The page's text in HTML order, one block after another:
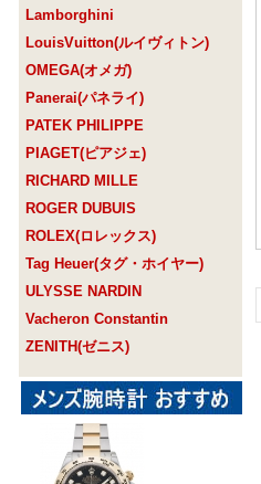
Lamborghini
LouisVuitton(ルイヴィトン)
OMEGA(オメガ)
Panerai(パネライ)
PATEK PHILIPPE
PIAGET(ピアジェ)
RICHARD MILLE
ROGER DUBUIS
ROLEX(ロレックス)
Tag Heuer(タグ・ホイヤー)
ULYSSE NARDIN
Vacheron Constantin
ZENITH(ゼニス)